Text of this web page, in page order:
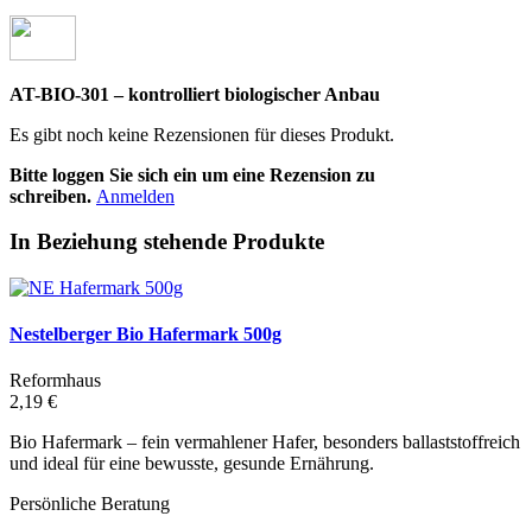
AT-BIO-301 – kontrolliert biologischer Anbau
Es gibt noch keine Rezensionen für dieses Produkt.
Bitte loggen Sie sich ein um eine Rezension zu
schreiben. Anmelden
In Beziehung stehende Produkte
Nestelberger Bio Hafermark 500g
Reformhaus
2,19 €
Bio Hafermark – fein vermahlener Hafer, besonders ballaststoffreich
und ideal für eine bewusste, gesunde Ernährung.
Persönliche Beratung